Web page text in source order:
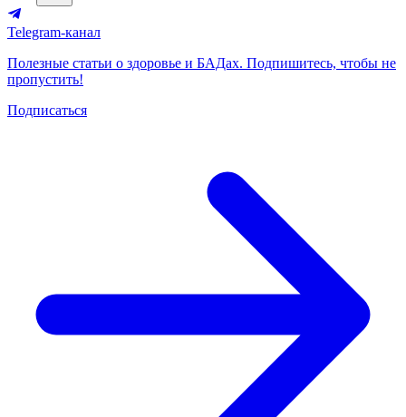
Telegram-канал
Полезные статьи о здоровье и БАДах. Подпишитесь, чтобы не
пропустить!
Подписаться